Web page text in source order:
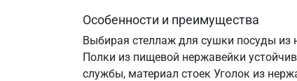
Особенности и преимущества
Выбирая стеллаж для сушки посуды из
Полки из пищевой нержавейки
службы, материал стоек Уголок из